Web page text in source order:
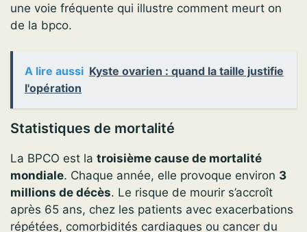
une voie fréquente qui illustre comment meurt on
de la bpco.
A lire aussi Kyste ovarien : quand la taille justifie
l'opération
Statistiques de mortalité
La BPCO est la troisième cause de mortalité
mondiale. Chaque année, elle provoque environ 3
millions de décès. Le risque de mourir s’accroît
après 65 ans, chez les patients avec exacerbations
répétées, comorbidités cardiaques ou cancer du